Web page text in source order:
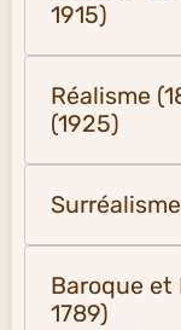
1915)
Réalisme
(1925)
Baroque et
1789)